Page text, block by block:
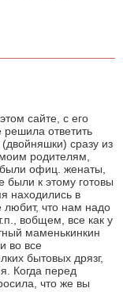
сайте, с его
ответить
сразу из
родителям,
офиц. женаты,
были к этому готовы
находились в
что нам надо
вобщем, все как у
маменькинкин
во все
бытовых дрязг,
Когда перед
что же вы